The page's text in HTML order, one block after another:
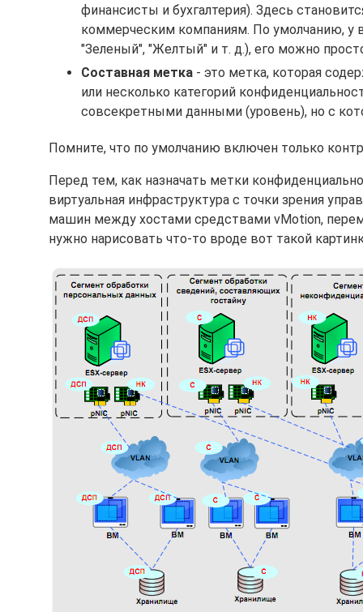
финансисты и бухгалтерия). Здесь
коммерческим компаниям. По умолчанию, у
"Зеленый", "Желтый" и т. д.), его можно
Составная метка - это метка, которая
или несколько категорий
совсекретными данными (уровень), но с
Помните, что по умолчанию включен только
Перед тем, как назначать метки
виртуальная инфраструктура с точки зрения
машин между хостами средствами vMotion,
нужно нарисовать что-то вроде вот такой